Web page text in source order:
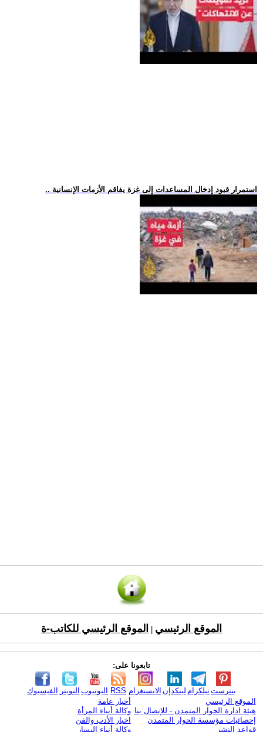
.. استمرار قيود إدخال المساعدات إلى غزة يفاقم الأزمات الإنسانية
الموقع الرئيسي الموقع الرئيسي للكاتب-ة
تابعونا على:
الفيسبوك التويتر اليوتيوب RSS الانستغرام لينكدإن تيلكرامبنترست
الموقع الرئيسي
هيئة ادارة الحوار المتمدن - للإتصال بنا
إحصائيات مؤسسة الحوار المتمدن
قواعد النشر
أخبار عامة
وكالة أنباء المرأة
اخبار الأدب والفن
وكالة أنباء اليسار